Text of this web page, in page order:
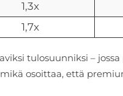
1,3x
1,7x
tulosuunniksi –
osoittaa, että